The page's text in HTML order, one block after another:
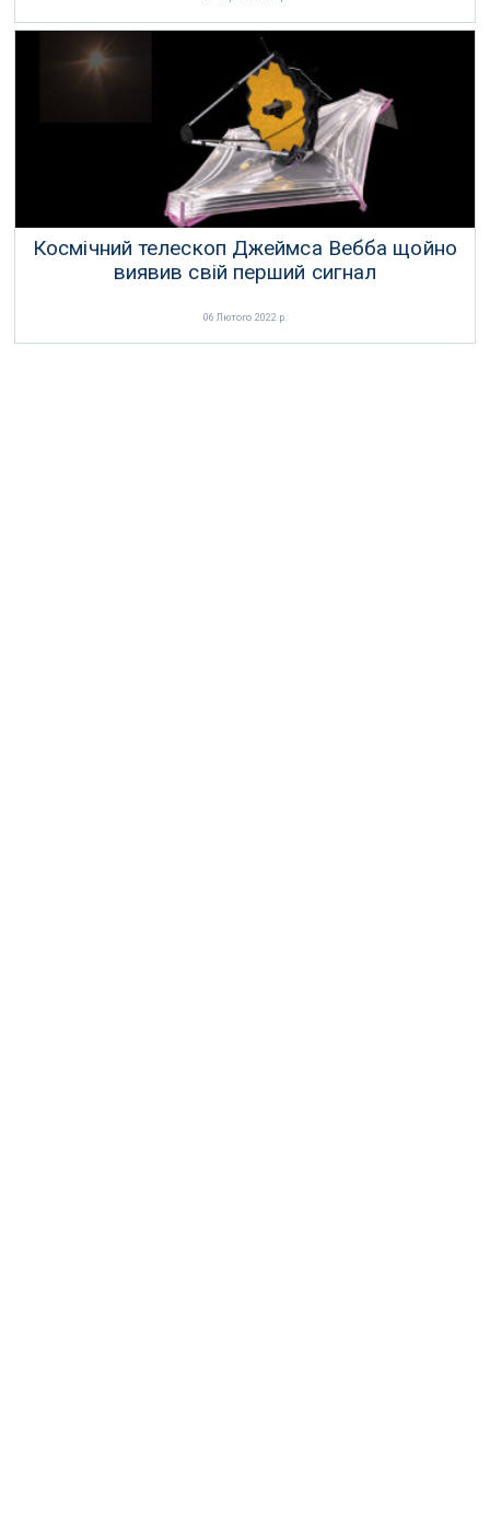
Космічний телескоп Джеймса Вебба щойно
виявив свій перший сигнал
06 Лютого 2022 р.